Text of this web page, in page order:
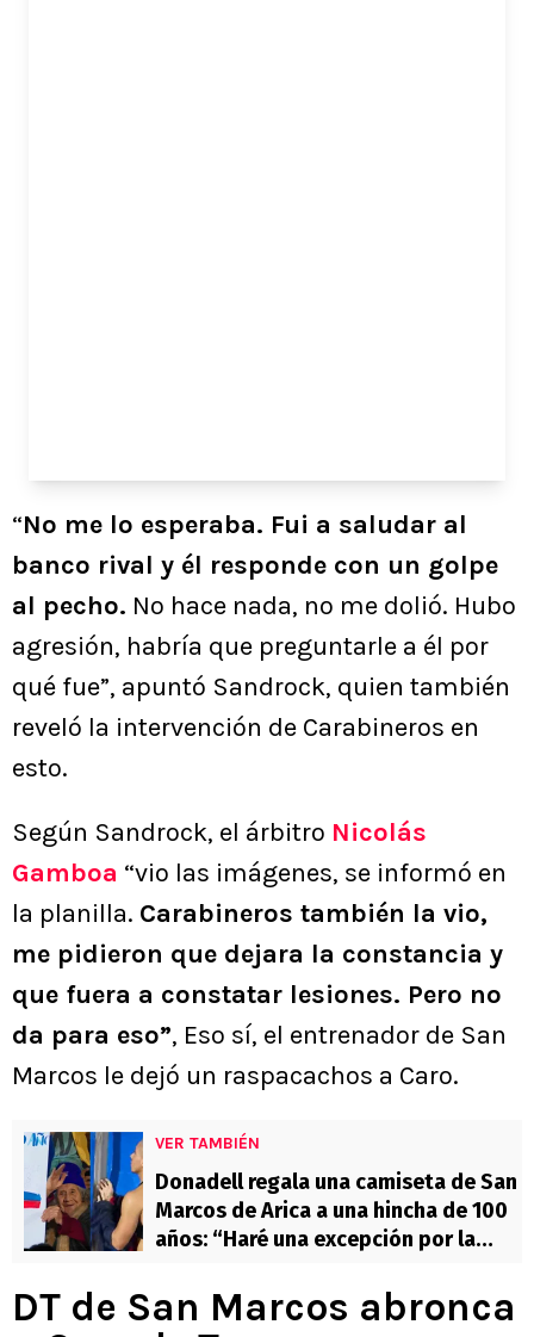
“No me lo esperaba. Fui a saludar al
banco rival y él responde con un golpe
al pecho. No hace nada, no me dolió. Hubo
agresión, habría que preguntarle a él por
qué fue”, apuntó Sandrock, quien también
reveló la intervención de Carabineros en
esto.
Según Sandrock, el árbitro Nicolás
Gamboa “vio las imágenes, se informó en
la planilla. Carabineros también la vio,
me pidieron que dejara la constancia y
que fuera a constatar lesiones. Pero no
da para eso”, Eso sí, el entrenador de San
Marcos le dejó un raspacachos a Caro.
VER TAMBIÉN
Donadell regala una camiseta de San
Marcos de Arica a una hincha de 100
años: “Haré una excepción por la
DT de San Marcos abronca